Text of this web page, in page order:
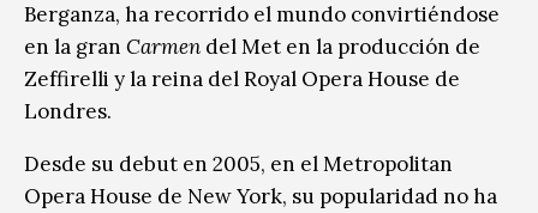
Berganza, ha recorrido el mundo convirtiéndose
en la gran Carmen del Met en la producción de
Zeffirelli y la reina del Royal Opera House de
Londres.
Desde su debut en 2005, en el Metropolitan
Opera House de New York, su popularidad no ha